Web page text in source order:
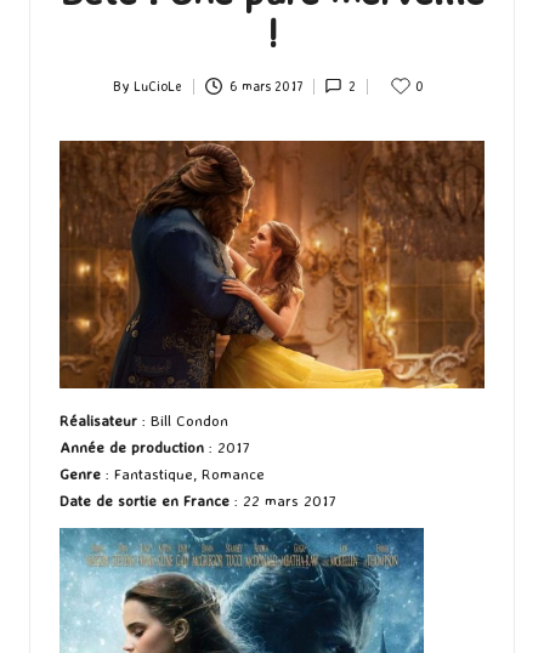
!
Posted
By LuCioLe 6 mars 2017 2 0
Réalisateur : Bill Condon
Année de production : 2017
Genre : Fantastique, Romance
Date de sortie en France : 22 mars 2017